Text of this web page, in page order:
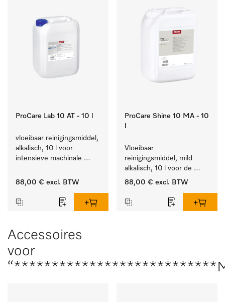
ProCare Lab 10 AT - 10 l
vloeibaar reinigingsmiddel,
alkalisch, 10 l voor
intensieve machinale
laboratoriumglaswerk en -
88,00 € excl. BTW
ProCare Shine 10 MA - 10
Vloeibaar
reinigingsmiddel, mild
alkalisch, 10 l voor de
reiniging van lichte
bestek en glazen.
88,00 € excl. BTW
Accessoires
voor